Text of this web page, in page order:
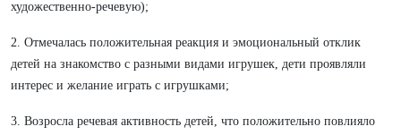
художественно-речевую);
2. Отмечалась положительная реакция и эмоциональный отклик
детей на знакомство с разными видами игрушек, дети проявляли
интерес и желание играть с игрушками;
3. Возросла речевая активность детей, что положительно повлияло